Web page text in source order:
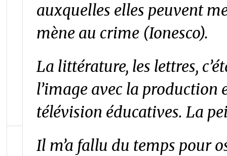
auxquelles elles peuvent
mène au crime (Ionesco).
La littérature, les lettres,
l’image avec la production
télévision éducatives. La
Il m’a fallu du temps pour